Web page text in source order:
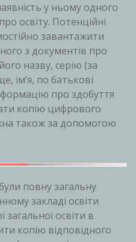
у ньому одного
освіту. Потенційні
завантажити
з документів про
назву, серію (за
ім’я, по батькові
про здобуття
копію цифрового
також за допомогою
повну загальну
закладі освіти
загальної освіти в
копію відповідного